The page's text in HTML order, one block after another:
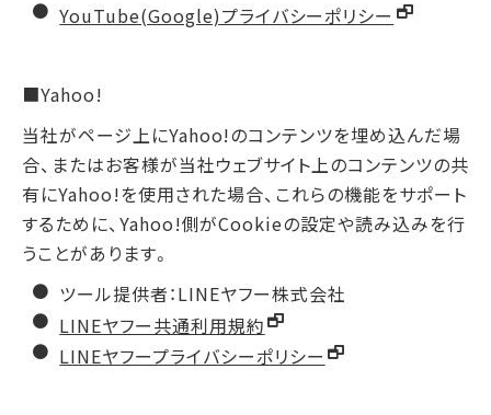
YouTube(Google)プライバシーポリシー
■Yahoo!
当社がページ上にYahoo!のコンテンツを埋め込んだ場
合、またはお客様が当社ウェブサイト上のコンテンツの共
有にYahoo!を使用された場合、これらの機能をサポート
するために、Yahoo!側がCookieの設定や読み込みを行
うことがあります。
ツール提供者：LINEヤフー株式会社
LINEヤフー共通利用規約
LINEヤフープライバシーポリシー